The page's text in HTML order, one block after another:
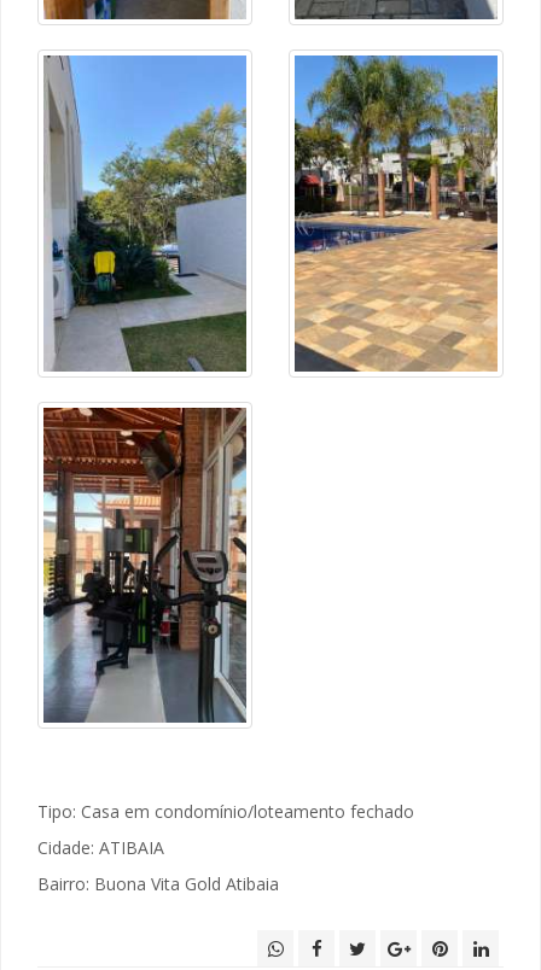
Tipo: Casa em condomínio/loteamento fechado
Cidade: ATIBAIA
Bairro: Buona Vita Gold Atibaia